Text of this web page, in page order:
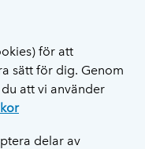
för att
sätt för dig. Genom
att vi använder
delar av